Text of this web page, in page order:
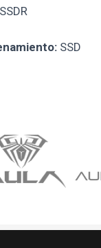
SSD